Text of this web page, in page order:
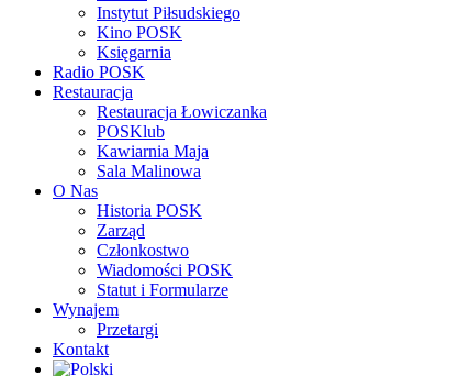
Instytut Piłsudskiego
Kino POSK
Księgarnia
Radio POSK
Restauracja
Restauracja Łowiczanka
POSKlub
Kawiarnia Maja
Sala Malinowa
O Nas
Historia POSK
Zarząd
Członkostwo
Wiadomości POSK
Statut i Formularze
Wynajem
Przetargi
Kontakt